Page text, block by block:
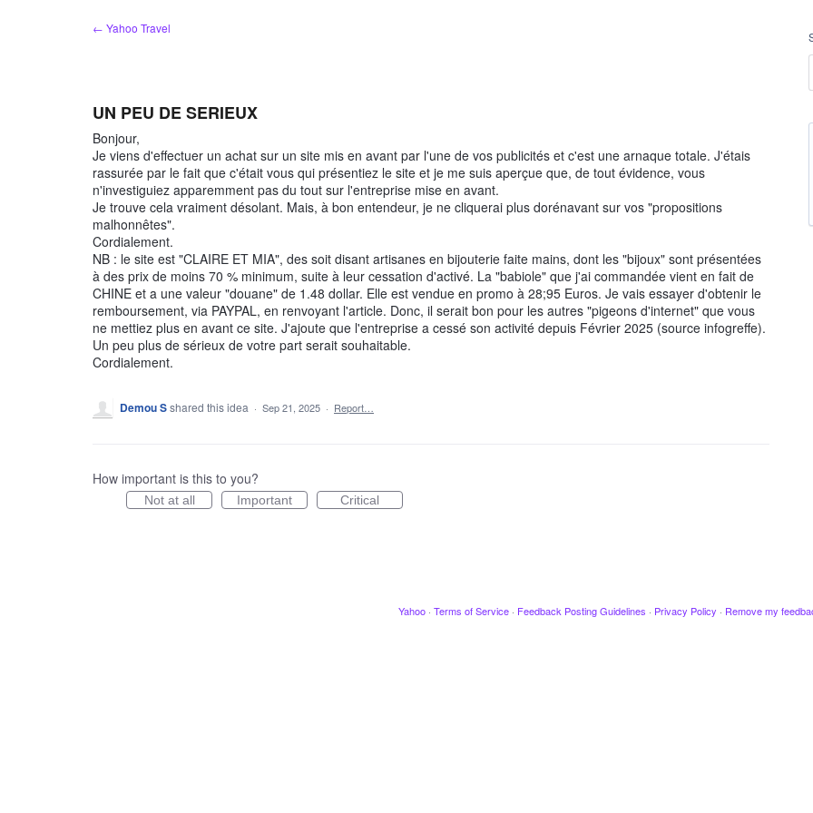
← Yahoo Travel
UN PEU DE SERIEUX
Bonjour,
Je viens d'effectuer un achat sur un site mis en avant par l'une de vos publicités et c'est une arnaque totale. J'étais
rassurée par le fait que c'était vous qui présentiez le site et je me suis aperçue que, de tout évidence, vous
n'investiguiez apparemment pas du tout sur l'entreprise mise en avant.
Je trouve cela vraiment désolant. Mais, à bon entendeur, je ne cliquerai plus dorénavant sur vos "propositions
malhonnêtes".
Cordialement.
NB : le site est "CLAIRE ET MIA", des soit disant artisanes en bijouterie faite mains, dont les "bijoux" sont présentées
à des prix de moins 70 % minimum, suite à leur cessation d'activé. La "babiole" que j'ai commandée vient en fait de
CHINE et a une valeur "douane" de 1.48 dollar. Elle est vendue en promo à 28;95 Euros. Je vais essayer d'obtenir le
remboursement, via PAYPAL, en renvoyant l'article. Donc, il serait bon pour les autres "pigeons d'internet" que vous
ne mettiez plus en avant ce site. J'ajoute que l'entreprise a cessé son activité depuis Février 2025 (source infogreffe).
Un peu plus de sérieux de votre part serait souhaitable.
Cordialement.
Demou Sshared this idea · Sep 21, 2025 · Report…
How important is this to you?
Not at all Important Critical
Yahoo · Terms of Service · Feedback Posting Guidelines · Privacy Policy · Remove my